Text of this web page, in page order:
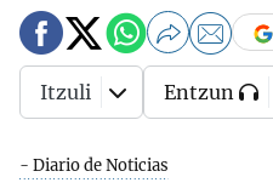
- Diario de Noticias
Itzuli Entzun